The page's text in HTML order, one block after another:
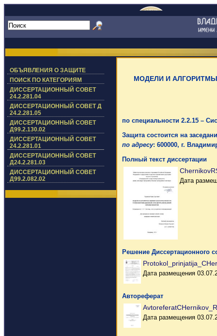
ОБЪЯВЛЕНИЯ О ЗАЩИТЕ
ПОИСК ПО КАТЕГОРИЯМ
ДИССЕРТАЦИОННЫЙ СОВЕТ
24.2.281.04
ДИССЕРТАЦИОННЫЙ СОВЕТ Д
24.2.281.05
ДИССЕРТАЦИОННЫЙ СОВЕТ
Д99.2.130.02
ДИССЕРТАЦИОННЫЙ СОВЕТ
24.2.281.01
ДИССЕРТАЦИОННЫЙ СОВЕТ
Д24.2.281.03
ДИССЕРТАЦИОННЫЙ СОВЕТ
Д99.2.082.02
МОДЕЛИ И
по специальности 2.2.15 –
Защита состоится на
по адресу: 600000, г.
Полный текст диссертации
Дата
Решение Диссертационного
Дата размещения
Автореферат
Дата размещения